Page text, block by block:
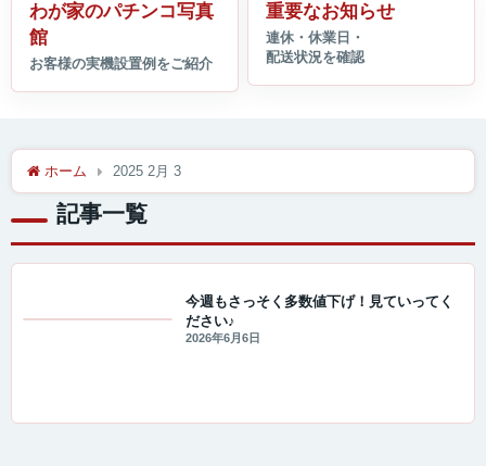
わが家のパチンコ写真
館
重要なお知らせ
ホーム 2025 2月 3
記事一覧
今週もさっそく多数値下げ！見ていってく
ださい♪
2026年6月6日